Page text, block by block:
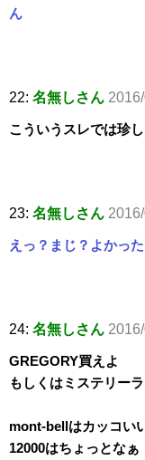
ん
22: 名無しさん
こういうスレでは珍
23: 名無しさん
えっ？まじ？よかっ
24: 名無しさん
GREGORY買えよ
もしくはミステリー
mont-bellはカッコい
12000はちょっとなぁ